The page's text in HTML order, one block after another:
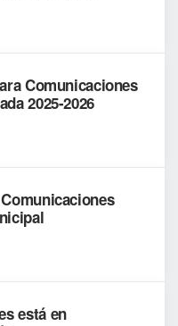
Comunicaciones
2025-2026
está en